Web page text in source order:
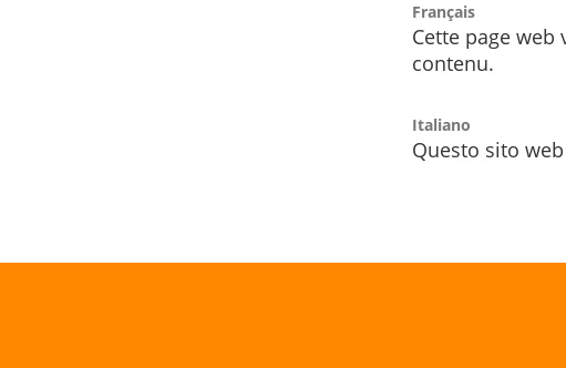
Français
Cette page
contenu.
Italiano
Questo sito